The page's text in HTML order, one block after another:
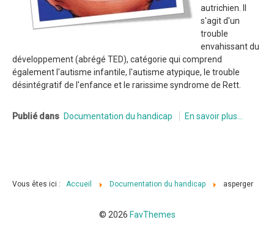
autrichien. Il
s'agit d'un
trouble
envahissant du
développement (abrégé TED), catégorie qui comprend
également l'autisme infantile, l'autisme atypique, le trouble
désintégratif de l'enfance et le rarissime syndrome de Rett.
Publié dans Documentation du handicap En savoir plus...
Vous êtes ici : Accueil Documentation du handicap asperger
© 2026 FavThemes